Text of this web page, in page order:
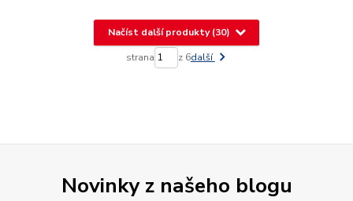
Načíst další produkty (30)
strana z 6další
Novinky z našeho blogu